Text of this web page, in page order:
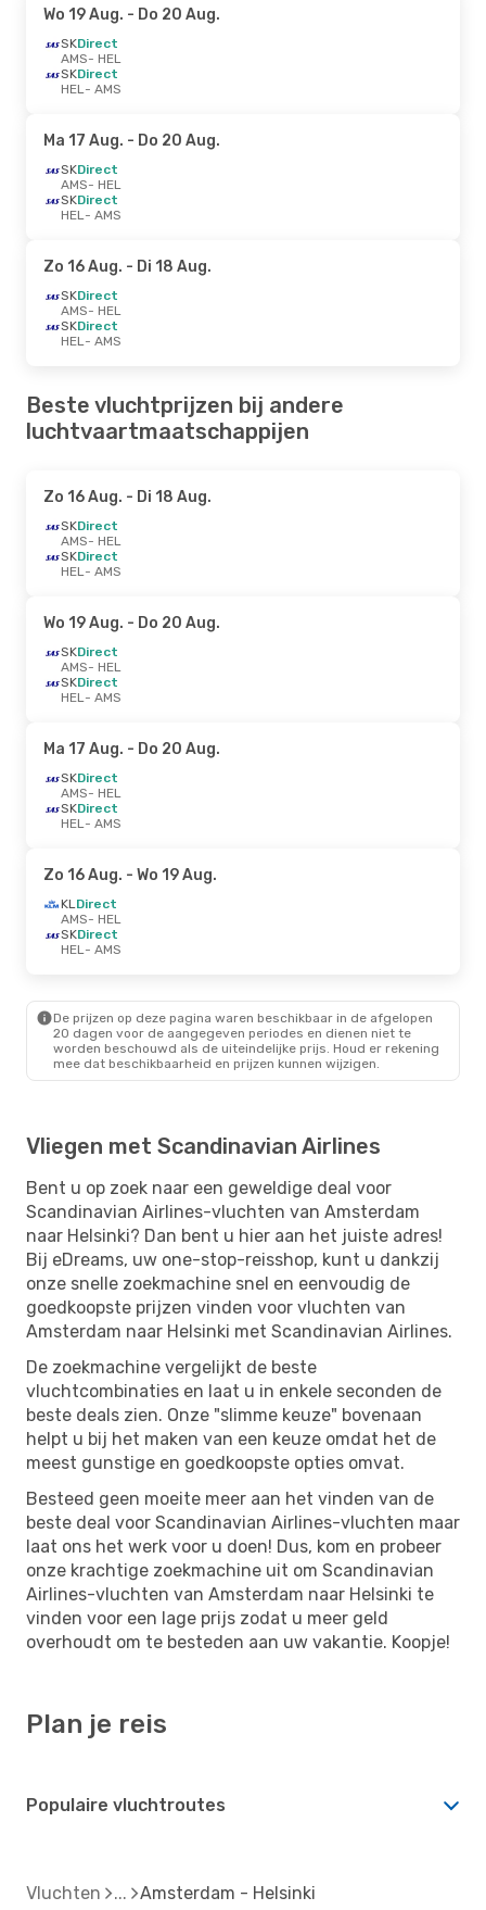
Wo 19 Aug. - Do 20 Aug.
SKDirect
AMS- HEL
SKDirect
HEL- AMS
Ma 17 Aug. - Do 20 Aug.
SKDirect
AMS- HEL
SKDirect
HEL- AMS
Zo 16 Aug. - Di 18 Aug.
SKDirect
AMS- HEL
SKDirect
HEL- AMS
Beste vluchtprijzen bij andere
luchtvaartmaatschappijen
Zo 16 Aug. - Di 18 Aug.
SKDirect
AMS- HEL
SKDirect
HEL- AMS
Wo 19 Aug. - Do 20 Aug.
SKDirect
AMS- HEL
SKDirect
HEL- AMS
Ma 17 Aug. - Do 20 Aug.
SKDirect
AMS- HEL
SKDirect
HEL- AMS
Zo 16 Aug. - Wo 19 Aug.
KLDirect
AMS- HEL
SKDirect
HEL- AMS
De prijzen op deze pagina waren beschikbaar in de afgelopen
20 dagen voor de aangegeven periodes en dienen niet te
worden beschouwd als de uiteindelijke prijs. Houd er rekening
mee dat beschikbaarheid en prijzen kunnen wijzigen.
Vliegen met Scandinavian Airlines
Bent u op zoek naar een geweldige deal voor
Scandinavian Airlines-vluchten van Amsterdam
naar Helsinki? Dan bent u hier aan het juiste adres!
Bij eDreams, uw one-stop-reisshop, kunt u dankzij
onze snelle zoekmachine snel en eenvoudig de
goedkoopste prijzen vinden voor vluchten van
Amsterdam naar Helsinki met Scandinavian Airlines.
De zoekmachine vergelijkt de beste
vluchtcombinaties en laat u in enkele seconden de
beste deals zien. Onze "slimme keuze" bovenaan
helpt u bij het maken van een keuze omdat het de
meest gunstige en goedkoopste opties omvat.
Besteed geen moeite meer aan het vinden van de
beste deal voor Scandinavian Airlines-vluchten maar
laat ons het werk voor u doen! Dus, kom en probeer
onze krachtige zoekmachine uit om Scandinavian
Airlines-vluchten van Amsterdam naar Helsinki te
vinden voor een lage prijs zodat u meer geld
overhoudt om te besteden aan uw vakantie. Koopje!
Plan je reis
Populaire vluchtroutes
Vluchten Amsterdam - Helsinki